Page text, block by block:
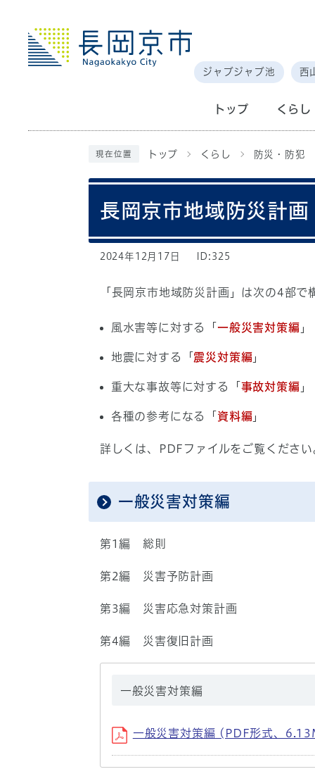
ジャブジャブ池 西
トップ くらし
現在位置 トップ くらし 防災・防犯
長岡京市地域防災計画
2024年12月17日 ID:325
「長岡京市地域防災計画」は次の4部で
風水害等に対する「 一般災害対策編 」
地震に対する「 震災対策編 」
重大な事故等に対する「 事故対策編 」
各種の参考になる「 資料編 」
詳しくは、PDFファイルをご覧ください
一般災害対策編
第1編 総則
第2編 災害予防計画
第3編 災害応急対策計画
第4編 災害復旧計画
一般災害対策編
一般災害対策編 (PDF形式、